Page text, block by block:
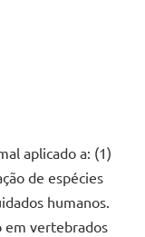
aplicado a: (1)
de espécies
humanos.
em vertebrados